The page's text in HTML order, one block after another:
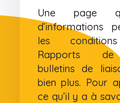
Une page
d’informations
les
Rapports de
bulletins de
bien plus. Pour
ce qu’il y a à